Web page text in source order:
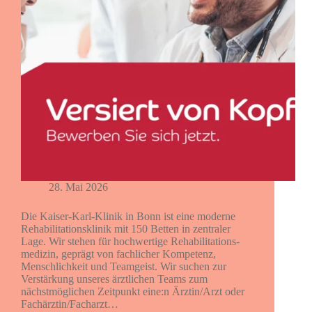
28. Mai 2026
Die Kaiser-Karl-Klinik in Bonn ist eine moderne
Rehabilitationsklinik mit 150 Betten in zentraler
Lage. Wir stehen für hochwertige Rehabili­tations­
medizin, geprägt von fachlicher Kompetenz,
Menschlichkeit und Teamgeist. Wir suchen zur
Verstärkung unseres ärztlichen Teams zum
nächstmöglichen Zeitpunkt eine:n Ärztin/Arzt oder
Fachärztin/Facharzt…